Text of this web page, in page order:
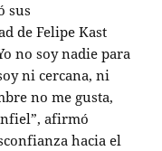
sus
de Felipe Kast
no soy nadie para
ni cercana, ni
no me gusta,
afirmó
hacia el